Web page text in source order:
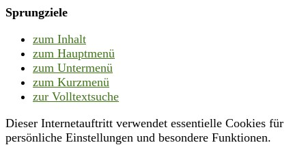
Sprungziele
zum Inhalt
zum Hauptmenü
zum Untermenü
zum Kurzmenü
zur Volltextsuche
Dieser Internetauftritt verwendet essentielle Cookies für
persönliche Einstellungen und besondere Funktionen.